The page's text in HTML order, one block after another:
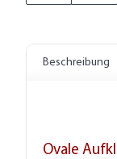
Beschreibung
Ovale